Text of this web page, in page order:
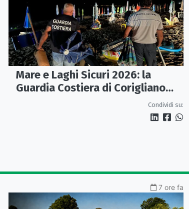
Mare e Laghi Sicuri 2026: la
Guardia Costiera di Corigliano
controlla il litorale da RoccaCondividi su:
7 ore fa